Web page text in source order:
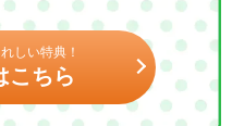
しい特典！
こちら